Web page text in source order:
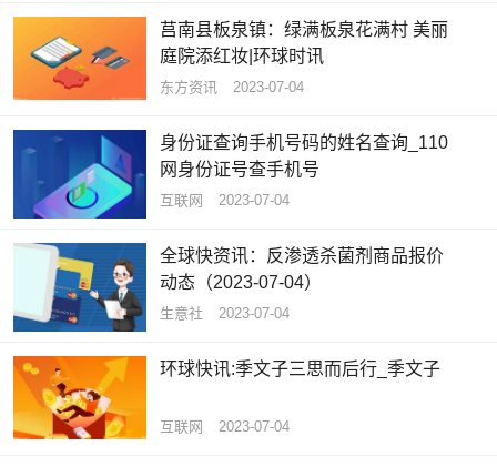
莒南县板泉镇：绿满板泉花满村 美丽
庭院添红妆|环球时讯
东方资讯 2023-07-04
身份证查询手机号码的姓名查询_110
网身份证号查手机号
互联网 2023-07-04
全球快资讯：反渗透杀菌剂商品报价
动态（2023-07-04）
生意社 2023-07-04
环球快讯:季文子三思而后行_季文子
互联网 2023-07-04